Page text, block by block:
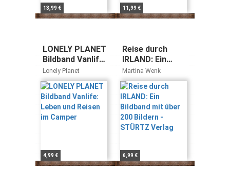
13,99 € 11,99 €
LONELY PLANET
Bildband Vanlife:
Leben und
Reisen im
Camper
Lonely Planet
4,99 €
Reise durch
IRLAND: Ein
Bildband mit
über 200 Bildern
- STÜRTZ
Verlag
Martina Wenk
6,99 €